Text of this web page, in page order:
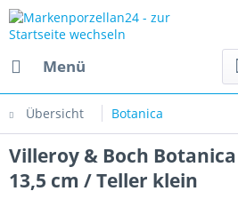
Menü
Übersicht Botanica
Villeroy & Boch
13,5 cm / Teller klein